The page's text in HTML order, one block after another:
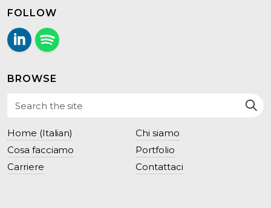
FOLLOW
BROWSE
Home (Italian)
Chi siamo
Cosa facciamo
Portfolio
Carriere
Contattaci